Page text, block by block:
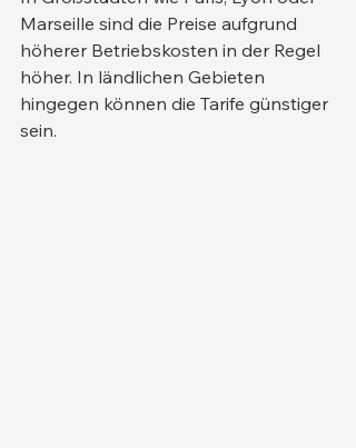
Marseille sind die Preise aufgrund
höherer Betriebskosten in der Regel
höher. In ländlichen Gebieten
hingegen können die Tarife günstiger
sein.